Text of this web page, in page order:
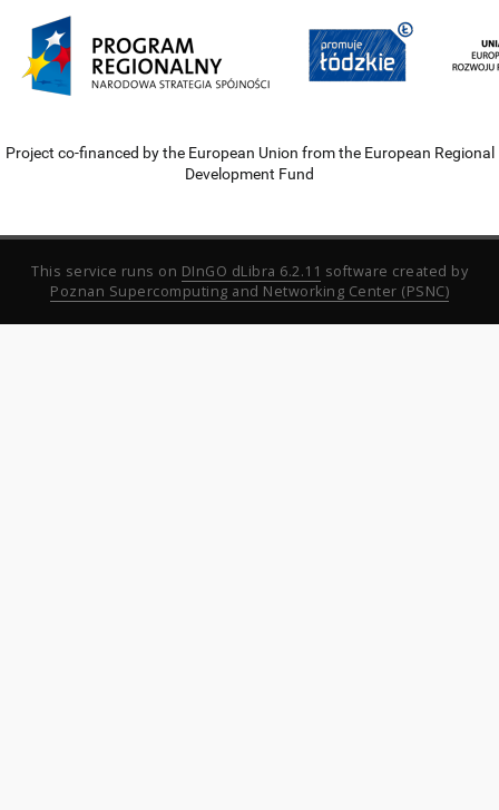
Project co-financed by the European Union from the European Regional
Development Fund
This service runs on DInGO dLibra 6.2.11 software created by
Poznan Supercomputing and Networking Center (PSNC)